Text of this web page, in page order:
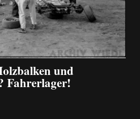
und
Fahrerlager!